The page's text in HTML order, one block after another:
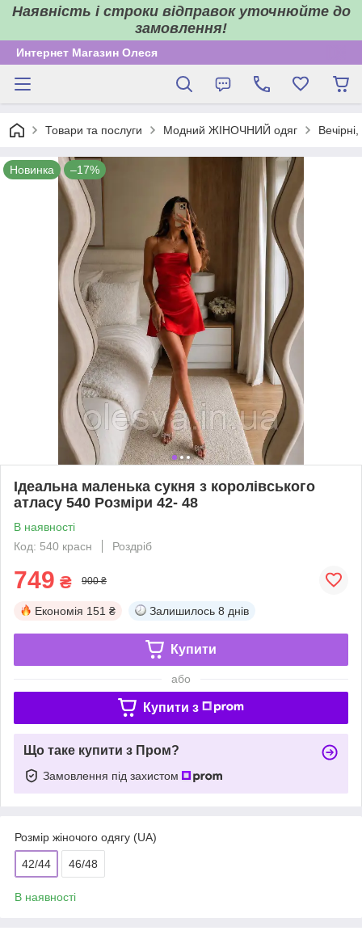
Наявність і строки відправок уточнюйте до
замовлення!
Интернет Магазин Олеся
Товари та послуги Модний ЖІНОЧНИЙ одяг
Новинка –17%
Ідеальна маленька сукня з королівського
атласу 540 Розміри 42- 48
В наявності
Код: 540 красн
Роздріб
749 ₴ 900 ₴
Економія 151 ₴ Залишилось 8 днів
Купити
або
Купити з
Що таке купити з Пром?
Замовлення під захистом
Розмір жіночого одягу (UA)
42/44 46/48
В наявності